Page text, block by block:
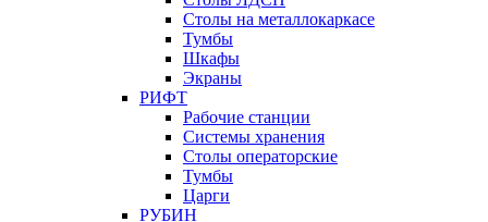
Столы на металлокаркасе
Тумбы
Шкафы
Экраны
РИФТ
Рабочие станции
Системы хранения
Столы операторские
Тумбы
Царги
РУБИН